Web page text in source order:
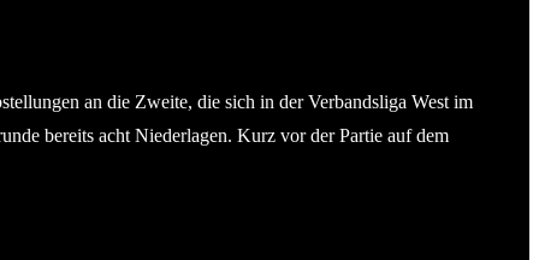
an die Zweite, die sich in der Verbandsliga West im
bereits acht Niederlagen. Kurz vor der Partie auf dem